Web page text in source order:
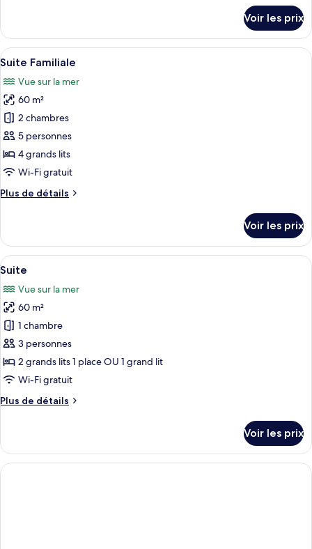
le
type
de
Chambre
Familiale
Voir les prix
Afficher
toutes
les
photos
pour
ce
type
de
chambre :
Suite
Une chambre d’hôtel avec deux lits,
5
Suite Familiale
Vue sur la mer
60 m²
2 chambres
5 personnes
4 grands lits
Wi-Fi gratuit
Plus de détails
Plus
le
type
de
Suite
Familiale
Voir les prix
Afficher
toutes
les
photos
pour
ce
type
de
chambre :
Suite
Une chambre d’hôtel avec deux lits,
7
Suite
Vue sur la mer
60 m²
1 chambre
3 personnes
2 grands lits 1 place OU 1 grand lit
Wi-Fi gratuit
Plus de détails
Plus
le
type
de
Voir les prix